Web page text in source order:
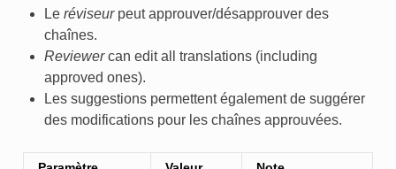
Le réviseurpeut approuver/désapprouver des
chaînes.
Reviewercan edit all translations (including
approved ones).
Les suggestions permettent également de suggérer
des modifications pour les chaînes approuvées.